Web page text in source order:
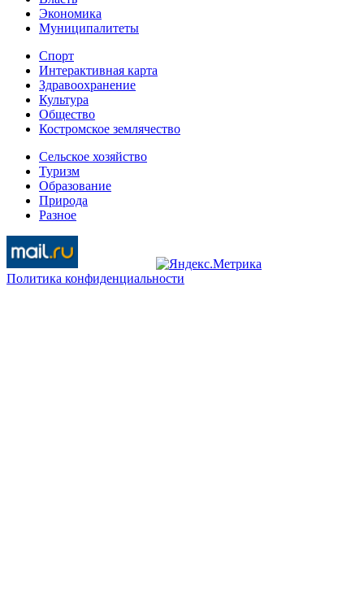
Экономика
Муниципалитеты
Спорт
Интерактивная карта
Здравоохранение
Культура
Общество
Костромское землячество
Сельское хозяйство
Туризм
Образование
Природа
Разное
Политика конфиденциальности